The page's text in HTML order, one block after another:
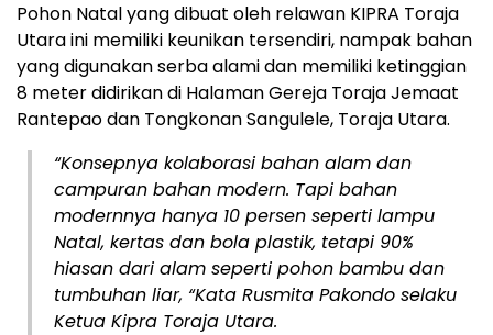
Pohon Natal yang dibuat oleh relawan KIPRA Toraja
Utara ini memiliki keunikan tersendiri, nampak bahan
yang digunakan serba alami dan memiliki ketinggian
8 meter didirikan di Halaman Gereja Toraja Jemaat
Rantepao dan Tongkonan Sangulele, Toraja Utara.
“Konsepnya kolaborasi bahan alam dan
campuran bahan modern. Tapi bahan
modernnya hanya 10 persen seperti lampu
Natal, kertas dan bola plastik, tetapi 90%
hiasan dari alam seperti pohon bambu dan
tumbuhan liar, “Kata Rusmita Pakondo selaku
Ketua Kipra Toraja Utara.